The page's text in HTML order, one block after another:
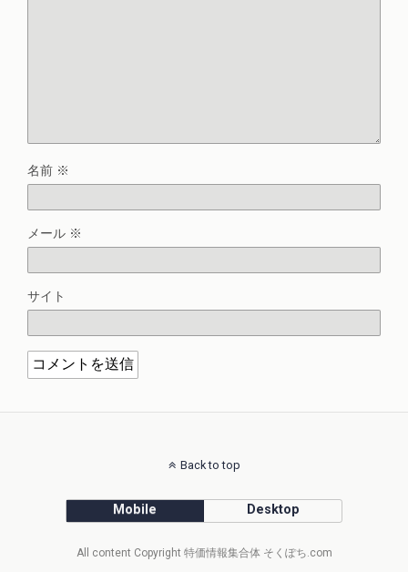
名前 ※
メール ※
サイト
Back to top
Mobile Desktop
All content Copyright 特価情報集合体 そくぽち.com